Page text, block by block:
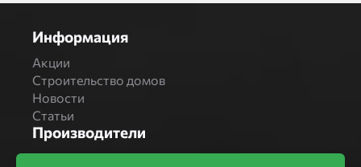
Информация
Акции
Строительство домов
Новости
Статьи
Производители
Бренды